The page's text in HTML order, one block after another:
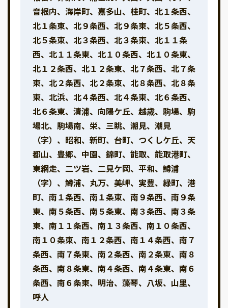
音根内、海岸町、嘉多山、桂町、北１条西、
北１条東、北９条西、北９条東、北５条西、
北５条東、北３条西、北３条東、北１１条
西、北１１条東、北１０条西、北１０条東、
北１２条西、北１２条東、北７条西、北７条
東、北２条西、北２条東、北８条西、北８条
東、北浜、北４条西、北４条東、北６条西、
北６条東、清浦、向陽ケ丘、越歳、駒場、駒
場北、駒場南、栄、三眺、潮見、潮見
（字）、昭和、新町、台町、つくしケ丘、天
都山、豊郷、中園、錦町、能取、能取港町、
東網走、二ツ岩、二見ケ岡、平和、鱒浦
（字）、鱒浦、丸万、美岬、実豊、緑町、港
町、南１条西、南１条東、南９条西、南９条
東、南５条西、南５条東、南３条西、南３条
東、南１１条西、南１３条西、南１０条西、
南１０条東、南１２条西、南１４条西、南７
条西、南７条東、南２条西、南２条東、南８
条西、南８条東、南４条西、南４条東、南６
条西、南６条東、明治、藻琴、八坂、山里、
呼人